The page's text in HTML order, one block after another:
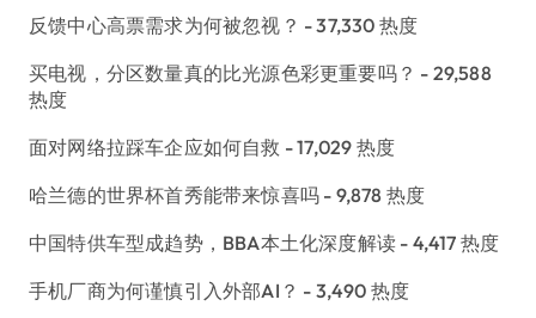
反馈中心高票需求为何被忽视？ - 37,330 热度
买电视，分区数量真的比光源色彩更重要吗？ - 29,588
热度
面对网络拉踩车企应如何自救 - 17,029 热度
哈兰德的世界杯首秀能带来惊喜吗 - 9,878 热度
中国特供车型成趋势，BBA本土化深度解读 - 4,417 热度
手机厂商为何谨慎引入外部AI？ - 3,490 热度